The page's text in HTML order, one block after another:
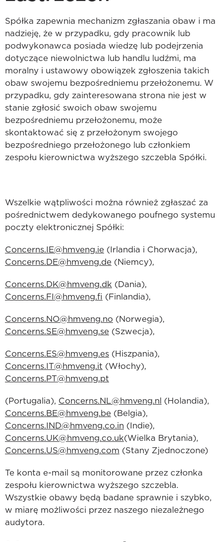
Spółka zapewnia mechanizm zgłaszania obaw i ma
nadzieję, że w przypadku, gdy pracownik lub
podwykonawca posiada wiedzę lub podejrzenia
dotyczące niewolnictwa lub handlu ludźmi, ma
moralny i ustawowy obowiązek zgłoszenia takich
obaw swojemu bezpośredniemu przełożonemu. W
przypadku, gdy zainteresowana strona nie jest w
stanie zgłosić swoich obaw swojemu
bezpośredniemu przełożonemu, może
skontaktować się z przełożonym swojego
bezpośredniego przełożonego lub członkiem
zespołu kierownictwa wyższego szczebla Spółki.
Wszelkie wątpliwości można również zgłaszać za
pośrednictwem dedykowanego poufnego systemu
poczty elektronicznej Spółki:
Concerns.IE@hmveng.ie (Irlandia i Chorwacja),
Concerns.DE@hmveng.de (Niemcy),
Concerns.DK@hmveng.dk (Dania),
Concerns.FI@hmveng.fi (Finlandia),
Concerns.NO@hmveng.no (Norwegia),
Concerns.SE@hmveng.se (Szwecja),
Concerns.ES@hmveng.es (Hiszpania),
Concerns.IT@hmveng.it (Włochy),
Concerns.PT@hmveng.pt
(Portugalia), Concerns.NL@hmveng.nl (Holandia),
Concerns.BE@hmveng.be (Belgia),
Concerns.IND@hmveng.co.in (Indie),
Concerns.UK@hmveng.co.uk(Wielka Brytania),
Concerns.US@hmveng.com (Stany Zjednoczone)
Te konta e-mail są monitorowane przez członka
zespołu kierownictwa wyższego szczebla.
Wszystkie obawy będą badane sprawnie i szybko,
w miarę możliwości przez naszego niezależnego
audytora.